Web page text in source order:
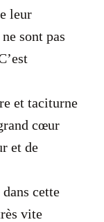
leur
sont pas
et taciturne
cœur
et de
cette
vite